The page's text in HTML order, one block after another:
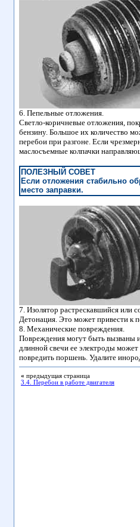
6. Пепельные отложения.
Светло-коричневые отложения,
бензину. Большое их количество
перебои при разгоне. Если
маслосъемные колпачки
ПОЛЕЗНЫЙ СОВЕТ
Если отложения стабильно
место заправки.
7. Изолятор растрескавшийся или
Детонация. Это может привести к
8. Механические повреждения.
Повреждения могут быть вызваны
длинной свечи ее электроды
повредить поршень. Удалите
« предыдущая страница
3.4. Перебои в работе двигателя